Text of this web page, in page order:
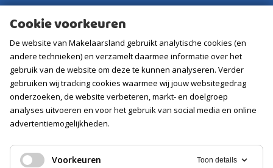
Vacatures
Volg ons
Cookie voorkeuren
De website van Makelaarsland gebruikt analytische cookies (en
andere technieken) en verzamelt daarmee informatie over het
gebruik van de website om deze te kunnen analyseren. Verder
gebruiken wij tracking cookies waarmee wij jouw websitegedrag
onderzoeken, de website verbeteren, markt- en doelgroep
analyses uitvoeren en voor het gebruik van social media en online
advertentiemogelijkheden.
Voorkeuren Toon details